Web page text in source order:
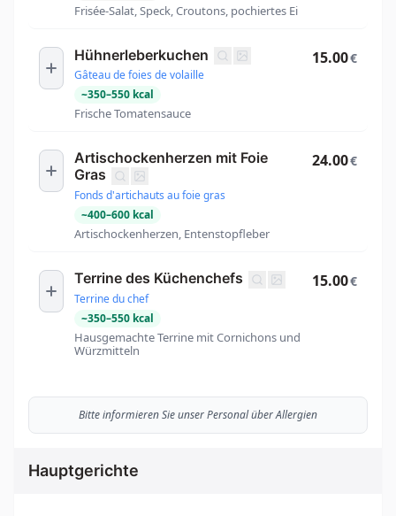
Frisée-Salat, Speck, Croutons, pochiertes Ei
Hühnerleberkuchen
Gâteau de foies de volaille
~350–550 kcal
Frische Tomatensauce
15.00€
Artischockenherzen mit Foie
Gras
Fonds d'artichauts au foie gras
~400–600 kcal
Artischockenherzen, Entenstopfleber
24.00€
Terrine des Küchenchefs
Terrine du chef
~350–550 kcal
Hausgemachte Terrine mit Cornichons und
Würzmitteln
15.00€
Bitte informieren Sie unser Personal über Allergien
Hauptgerichte